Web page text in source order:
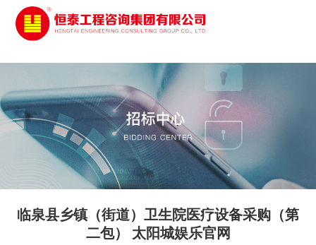
太阳城娱乐
临泉县乡镇（街道）卫生院医疗设备采购（第
二包） 太阳城娱乐官网